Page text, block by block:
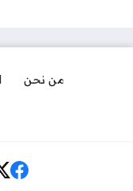
من نحن